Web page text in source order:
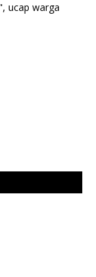
ucap warga